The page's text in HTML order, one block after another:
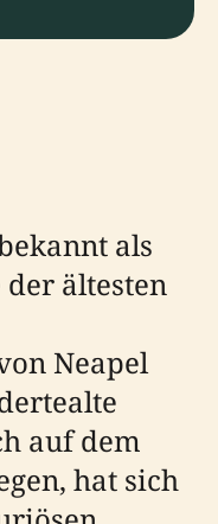
als
ältesten
Neapel
auf dem
hat sich